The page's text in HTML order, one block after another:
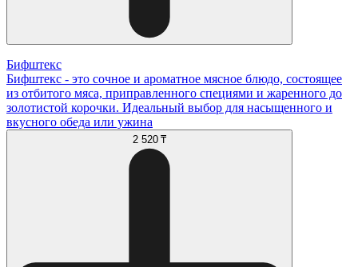
Бифштекс
Бифштекс - это сочное и ароматное мясное блюдо, состоящее
из отбитого мяса, приправленного специями и жаренного до
золотистой корочки. Идеальный выбор для насыщенного и
вкусного обеда или ужина
2 520 ₸